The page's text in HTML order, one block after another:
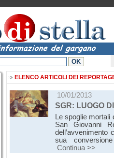
ELENCO ARTICOLI DEI
10/01/2013
SGR: LUOGO
Le spoglie mortali
San Giovanni
dell’avvenimento
sua
Continua >>